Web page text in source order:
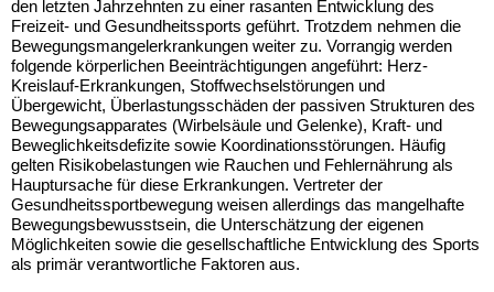
den letzten Jahrzehnten zu einer rasanten Entwicklung des
Freizeit- und Gesundheitssports geführt. Trotzdem nehmen die
Bewegungsmangelerkrankungen weiter zu. Vorrangig werden
folgende körperlichen Beeinträchtigungen angeführt: Herz-
Kreislauf-Erkrankungen, Stoffwechselstörungen und
Übergewicht, Überlastungsschäden der passiven Strukturen des
Bewegungsapparates (Wirbelsäule und Gelenke), Kraft- und
Beweglichkeitsdefizite sowie Koordinationsstörungen. Häufig
gelten Risikobelastungen wie Rauchen und Fehlernährung als
Hauptursache für diese Erkrankungen. Vertreter der
Gesundheitssportbewegung weisen allerdings das mangelhafte
Bewegungsbewusstsein, die Unterschätzung der eigenen
Möglichkeiten sowie die gesellschaftliche Entwicklung des Sports
als primär verantwortliche Faktoren aus.